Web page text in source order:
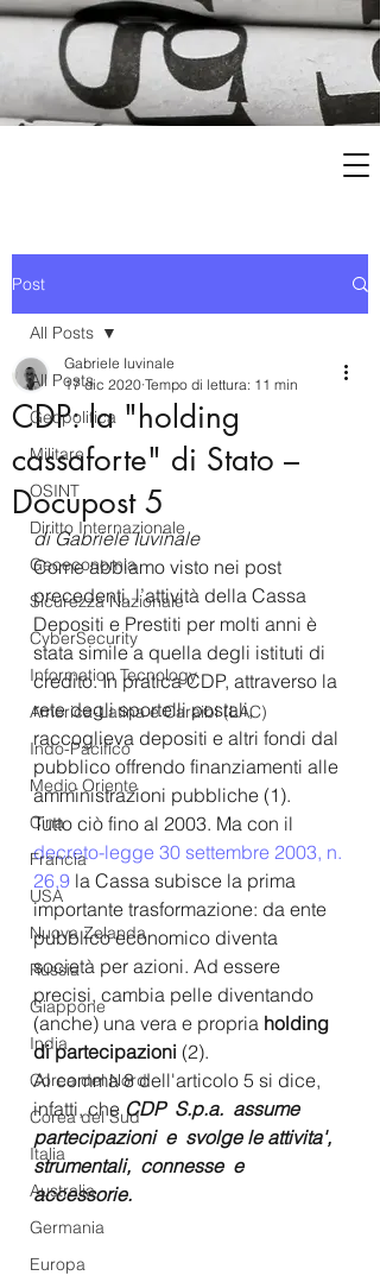
Post
All Posts
Geopolitica
Militare
OSINT
Diritto Internazionale
Geoeconomia
Sicurezza Nazionale
CyberSecurity
Information Tecnology
America-Latina e Caraibi (LAC)
Indo-Pacifico
Medio Oriente
Cina
Francia
USA
Nuova Zelanda
Russia
Giappone
India
Corea del Nord
Corea del Sud
Italia
Australia
Germania
Europa
All Posts
CDP: la "holding
cassaforte" di Stato –
Docupost 5
Gabriele Iuvinale
17 dic 2020 Tempo di lettura: 11 min
di Gabriele Iuvinale
Come abbiamo visto nei post
precedenti, l’attività della Cassa
Depositi e Prestiti per molti anni è
stata simile a quella degli istituti di
credito. In pratica CDP, attraverso la
rete degli sportelli postali,
raccoglieva depositi e altri fondi dal
pubblico offrendo finanziamenti alle
amministrazioni pubbliche (1).
Tutto ciò fino al 2003. Ma con il
decreto-legge 30 settembre 2003, n.
26,9 la Cassa subisce la prima
importante trasformazione: da ente
pubblico economico diventa
società per azioni. Ad essere
precisi, cambia pelle diventando
(anche) una vera e propria holding
di partecipazioni (2).
Al comma 8 dell'articolo 5 si dice,
infatti, che CDP  S.p.a.  assume
partecipazioni  e  svolge le attivita',
strumentali,  connesse  e
accessorie.